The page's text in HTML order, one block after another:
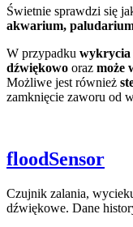
Świetnie sprawdzi się
akwarium,
W przypadku wykrycia
dźwiękowo oraz może
Możliwe jest również
zamknięcie zaworu od
floodSensor
Czujnik zalania,
dźwiękowe. Dane